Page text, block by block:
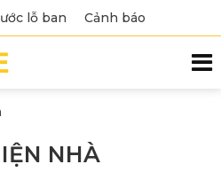
lỗ ban Cảnh báo
NHÀ